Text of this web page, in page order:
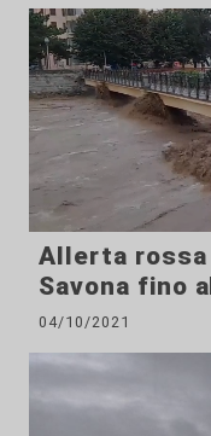
Allerta rossa
Savona fino
04/10/2021